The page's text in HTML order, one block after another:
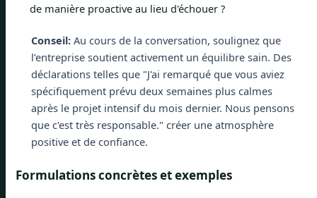
de manière proactive au lieu d'échouer ?
Conseil:Au cours de la conversation, soulignez que
l’entreprise soutient activement un équilibre sain. Des
déclarations telles que "J'ai remarqué que vous aviez
spécifiquement prévu deux semaines plus calmes
après le projet intensif du mois dernier. Nous pensons
que c'est très responsable." créer une atmosphère
positive et de confiance.
Formulations concrètes et exemples